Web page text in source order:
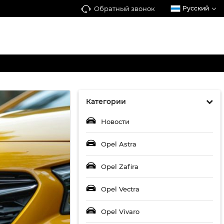
Обратный звонок Русский
Категории
Новости
Opel Astra
Opel Zafira
Opel Vectra
Opel Vivaro